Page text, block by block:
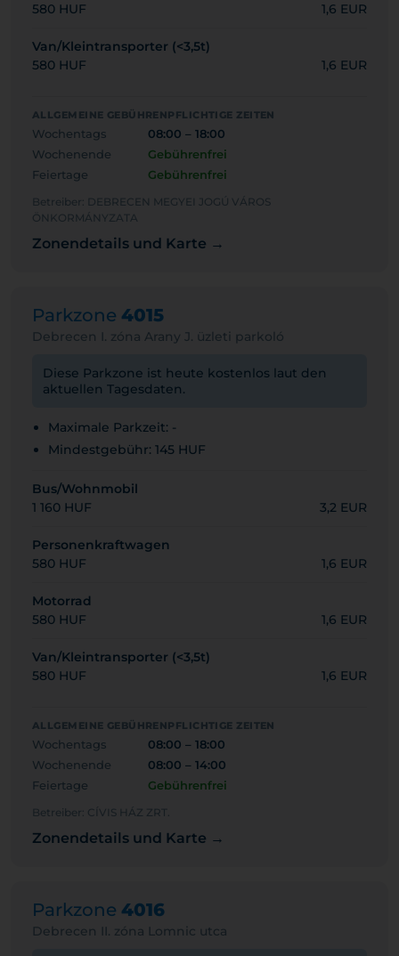
580 HUF
1,6 EUR
Van/Kleintransporter (<3,5t)
580 HUF
1,6 EUR
ALLGEMEINE GEBÜHRENPFLICHTIGE ZEITEN
Wochentags
08:00 – 18:00
Wochenende
Gebührenfrei
Feiertage
Gebührenfrei
Betreiber: DEBRECEN MEGYEI JOGÚ VÁROS
ÖNKORMÁNYZATA
Zonendetails und Karte →
Parkzone 4015
Debrecen I. zóna Arany J. üzleti parkoló
Diese Parkzone ist heute kostenlos laut den
aktuellen Tagesdaten.
Maximale Parkzeit: -
Mindestgebühr: 145 HUF
Bus/Wohnmobil
1 160 HUF
3,2 EUR
Personenkraftwagen
580 HUF
1,6 EUR
Motorrad
580 HUF
1,6 EUR
Van/Kleintransporter (<3,5t)
580 HUF
1,6 EUR
ALLGEMEINE GEBÜHRENPFLICHTIGE ZEITEN
Wochentags
08:00 – 18:00
Wochenende
08:00 – 14:00
Feiertage
Gebührenfrei
Betreiber: CÍVIS HÁZ ZRT.
Zonendetails und Karte →
Parkzone 4016
Debrecen II. zóna Lomnic utca